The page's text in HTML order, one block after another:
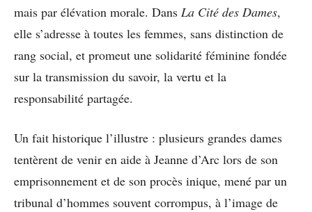
mais par élévation morale. Dans La Cité des Dames,
elle s’adresse à toutes les femmes, sans distinction de
rang social, et promeut une solidarité féminine fondée
sur la transmission du savoir, la vertu et la
responsabilité partagée.
Un fait historique l’illustre : plusieurs grandes dames
tentèrent de venir en aide à Jeanne d’Arc lors de son
emprisonnement et de son procès inique, mené par un
tribunal d’hommes souvent corrompus, à l’image de